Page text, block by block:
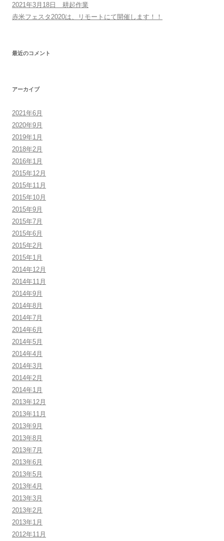
2021年3月18日 耕起作業
赤米フェスタ2020は、リモートにて開催します！！
最近のコメント
アーカイブ
2021年6月
2020年9月
2019年1月
2018年2月
2016年1月
2015年12月
2015年11月
2015年10月
2015年9月
2015年7月
2015年6月
2015年2月
2015年1月
2014年12月
2014年11月
2014年9月
2014年8月
2014年7月
2014年6月
2014年5月
2014年4月
2014年3月
2014年2月
2014年1月
2013年12月
2013年11月
2013年9月
2013年8月
2013年7月
2013年6月
2013年5月
2013年4月
2013年3月
2013年2月
2013年1月
2012年11月